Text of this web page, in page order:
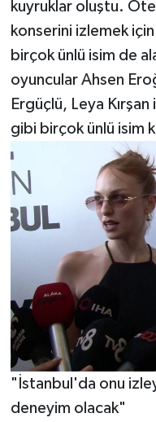
kuyruklar oluştu. Öte
konserini izlemek için
birçok ünlü isim de
oyuncular Ahsen
Ergüçlü, Leya Kırşan
gibi birçok ünlü isim
"İstanbul'da onu
deneyim olacak"